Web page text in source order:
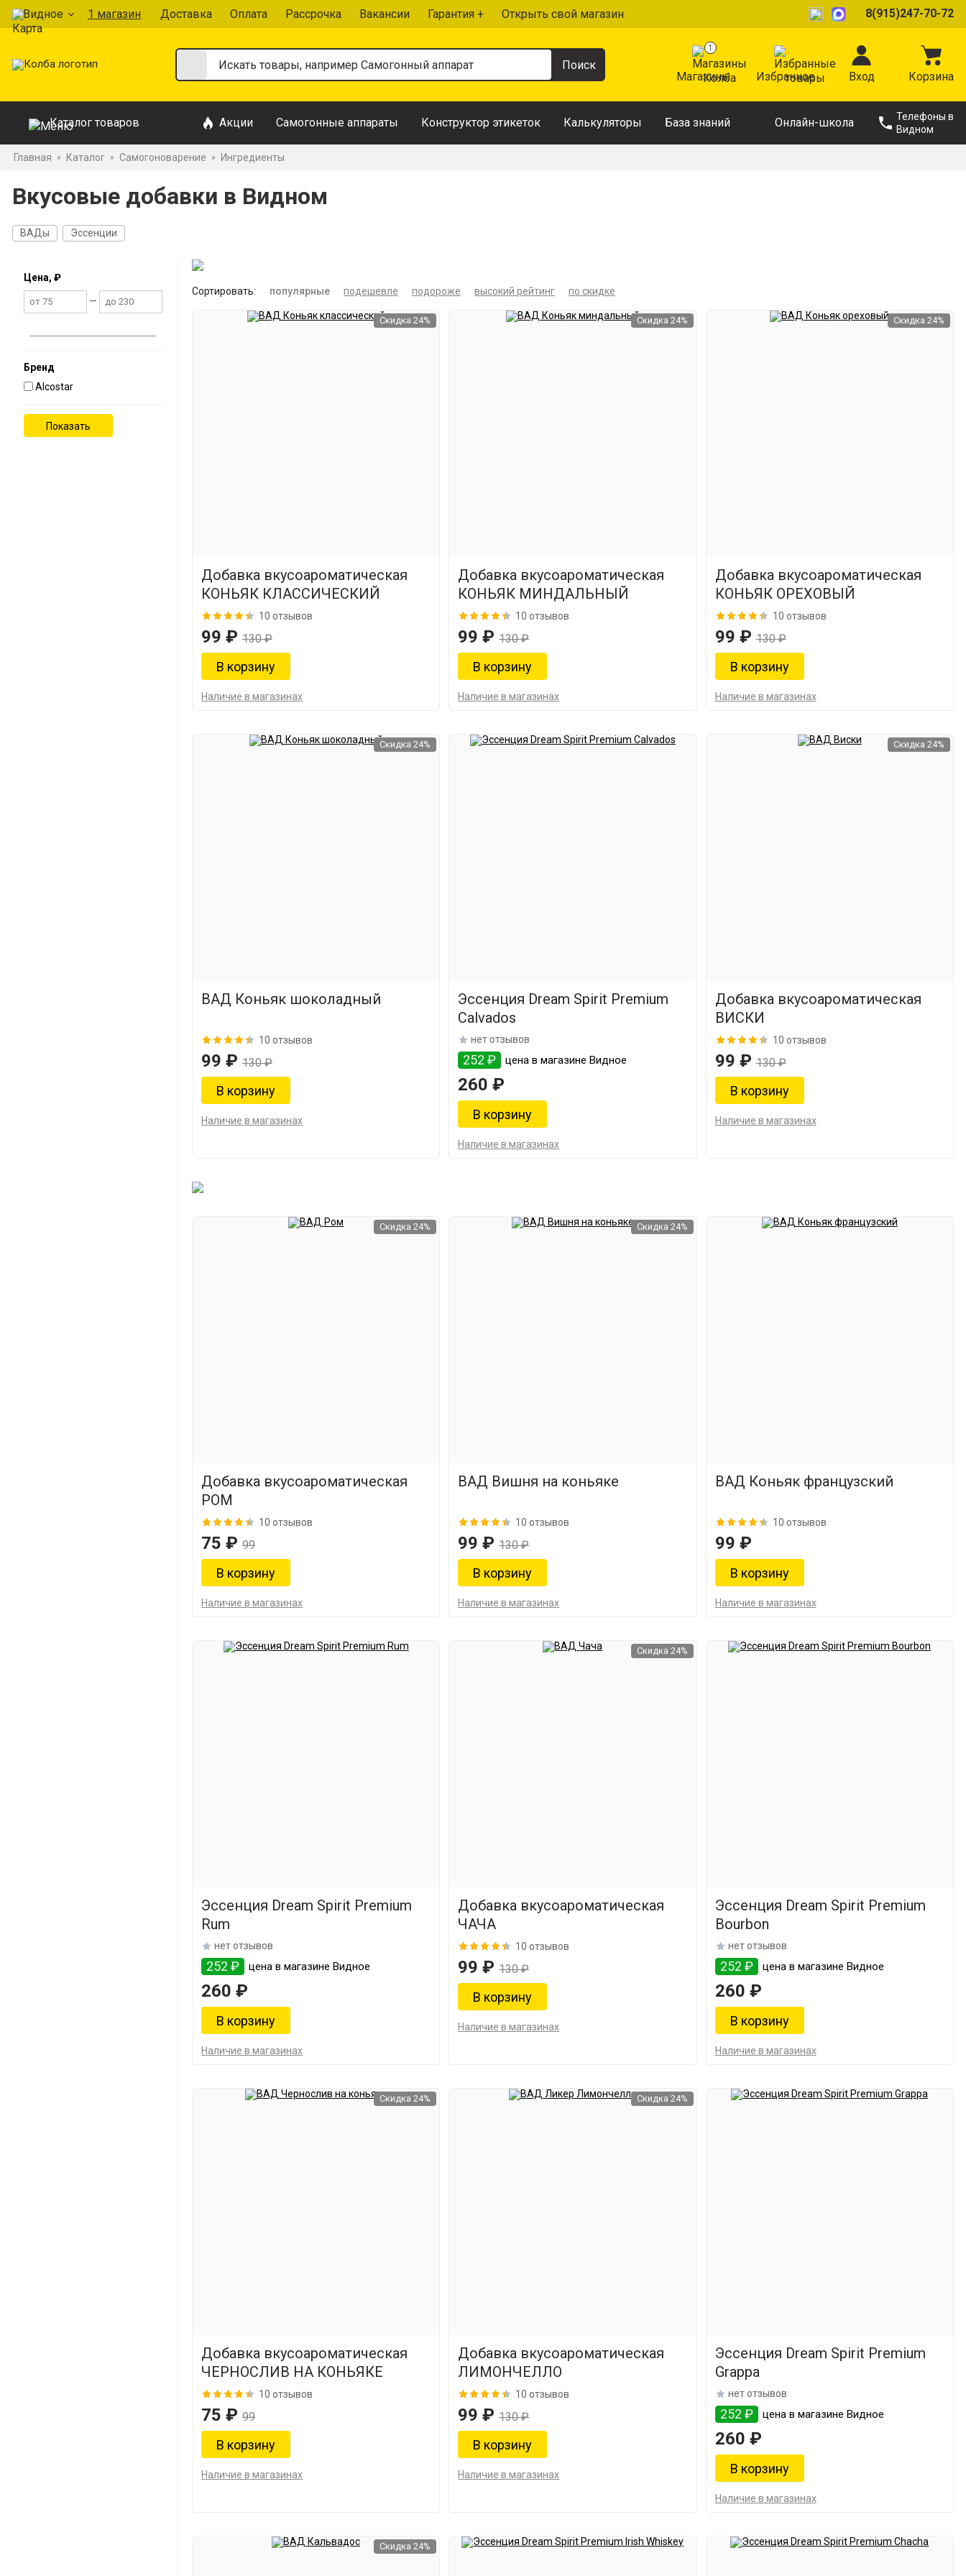
Видное 1 магазин Доставка Оплата Рассрочка Вакансии Гарантия + Открыть свой магазин 8(915)247-70-72
1
Магазины Избранное Вход Корзина
Каталог товаров Акции Самогонные аппараты Конструктор этикеток Калькуляторы База знаний Онлайн-школа
Телефоны в
Видном
Главная » Каталог » Самогоноварение » Ингредиенты
Вкусовые добавки в Видном
ВАДы Эссенции
Цена, ₽
—
Бренд
Alcostar
Сортировать: популярные подешевле подороже высокий рейтинг по скидке
Скидка 24%
Добавка вкусоароматическая
КОНЬЯК КЛАССИЧЕСКИЙ
10 отзывов
99 ₽ 130 ₽
Наличие в магазинах
Скидка 24%
Добавка вкусоароматическая
КОНЬЯК МИНДАЛЬНЫЙ
10 отзывов
99 ₽ 130 ₽
Наличие в магазинах
Скидка 24%
Добавка вкусоароматическая
КОНЬЯК ОРЕХОВЫЙ
10 отзывов
99 ₽ 130 ₽
Наличие в магазинах
Скидка 24%
ВАД Коньяк шоколадный
10 отзывов
99 ₽ 130 ₽
Наличие в магазинах
Эссенция Dream Spirit Premium
Calvados
нет отзывов
252 ₽ цена в магазине Видное
260 ₽
Наличие в магазинах
Скидка 24%
Добавка вкусоароматическая
ВИСКИ
10 отзывов
99 ₽ 130 ₽
Наличие в магазинах
Скидка 24%
Добавка вкусоароматическая
РОМ
10 отзывов
75 ₽ 99
Наличие в магазинах
Скидка 24%
ВАД Вишня на коньяке
10 отзывов
99 ₽ 130 ₽
Наличие в магазинах
ВАД Коньяк французский
10 отзывов
99 ₽
Наличие в магазинах
Эссенция Dream Spirit Premium
Rum
нет отзывов
252 ₽ цена в магазине Видное
260 ₽
Наличие в магазинах
Скидка 24%
Добавка вкусоароматическая
ЧАЧА
10 отзывов
99 ₽ 130 ₽
Наличие в магазинах
Эссенция Dream Spirit Premium
Bourbon
нет отзывов
252 ₽ цена в магазине Видное
260 ₽
Наличие в магазинах
Скидка 24%
Добавка вкусоароматическая
ЧЕРНОСЛИВ НА КОНЬЯКЕ
10 отзывов
75 ₽ 99
Наличие в магазинах
Скидка 24%
Добавка вкусоароматическая
ЛИМОНЧЕЛЛО
10 отзывов
99 ₽ 130 ₽
Наличие в магазинах
Эссенция Dream Spirit Premium
Grappa
нет отзывов
252 ₽ цена в магазине Видное
260 ₽
Наличие в магазинах
Скидка 24%